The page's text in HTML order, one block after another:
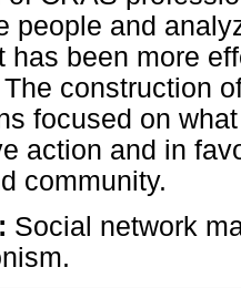
people and
has been more
construction
focused on
action and in
community.
Social network